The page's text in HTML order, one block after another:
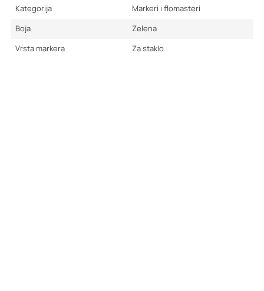
Kategorija
Markeri i flomasteri
Boja
Zelena
Vrsta markera
Za staklo